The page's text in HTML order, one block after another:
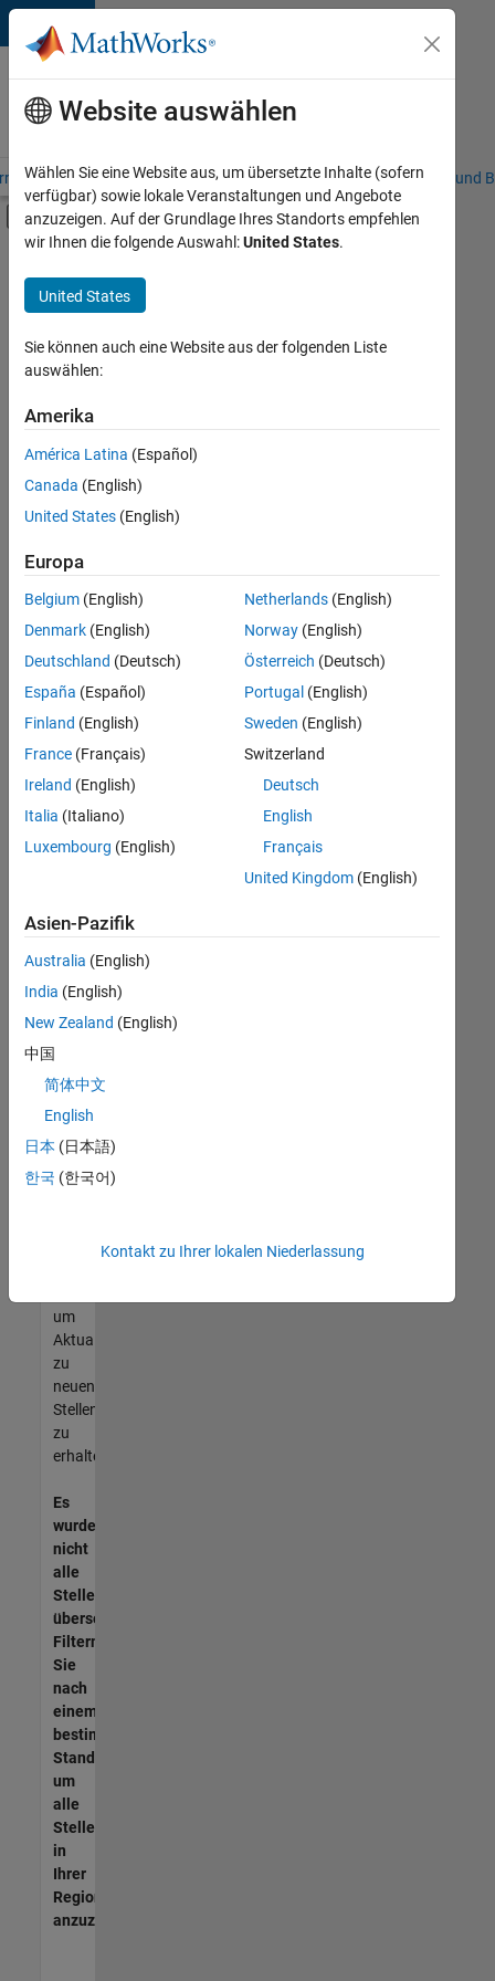
Weiter zum Inhalt
Karriere
bei
MathWorks
– Übersicht Stellensuche Niederlassungen Studierende und
Umschaltung für Off-Canvas-
Hauptinhalt
Information Technology
Inside Sales
Marketing Communications
Marketing Services
+3
Derzeit
es
keine
offenen
Stellen,
Ihren
Suchkriterien
entsprechen.
können
die
Suchkriterien
weiter
fassen
oder
alle
Stellenangebote
anzeigen .
noch
keine
offenen
Stellen
können,
die
Ihren
entsprechen,
werden
unseres
um
Aktualisierungen
zu
neuen
Stellenangeboten
zu
erhalten.
Es
wurden
nicht
alle
Stellen
übersetzt.
Filtern
Sie
nach
einem
bestimmten
Standort,
um
alle
Stellenangebote
in
Ihrer
Region
anzuzeigen.
Website auswählen
Wählen Sie eine Website aus, um übersetzte Inhalte (sofern
verfügbar) sowie lokale Veranstaltungen und Angebote
anzuzeigen. Auf der Grundlage Ihres Standorts empfehlen
wir Ihnen die folgende Auswahl:United States.
United States
Sie können auch eine Website aus der folgenden Liste
auswählen:
Amerika
América Latina (Español)
Canada (English)
United States (English)
Europa
Belgium (English)
Denmark (English)
Deutschland (Deutsch)
España (Español)
Finland (English)
France (Français)
Ireland (English)
Italia (Italiano)
Luxembourg (English)
Netherlands(English)
Norway(English)
Österreich (Deutsch)
Portugal (English)
Sweden (English)
Switzerland
Deutsch
English
Français
United Kingdom(English)
Asien-Pazifik
Australia (English)
India (English)
New Zealand (English)
中国
简体中文
English
日本 (日本語)
한국 (한국어)
Kontakt zu Ihrer lokalen Niederlassung